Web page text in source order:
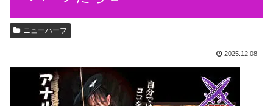
ニューハーフ
2025.12.08